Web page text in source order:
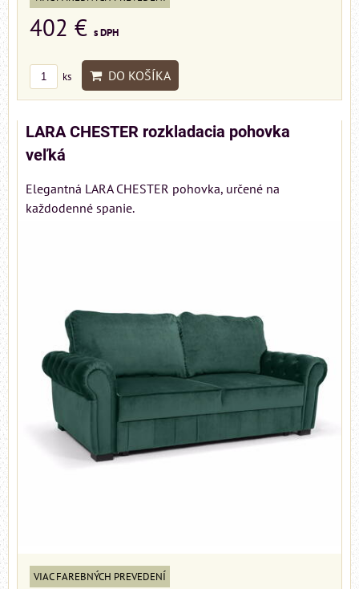
402 € s DPH
ks DO KOŠÍKA
LARA CHESTER rozkladacia pohovka
veľká
Elegantná LARA CHESTER pohovka, určené na
každodenné spanie.
VIAC FAREBNÝCH PREVEDENÍ